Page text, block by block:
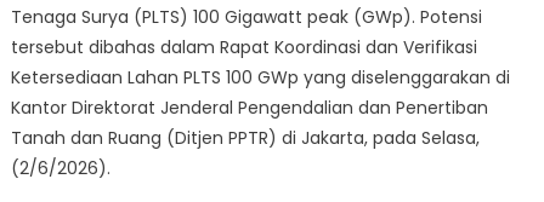
Tenaga Surya (PLTS) 100 Gigawatt peak (GWp). Potensi
tersebut dibahas dalam Rapat Koordinasi dan Verifikasi
Ketersediaan Lahan PLTS 100 GWp yang diselenggarakan di
Kantor Direktorat Jenderal Pengendalian dan Penertiban
Tanah dan Ruang (Ditjen PPTR) di Jakarta, pada Selasa,
(2/6/2026).